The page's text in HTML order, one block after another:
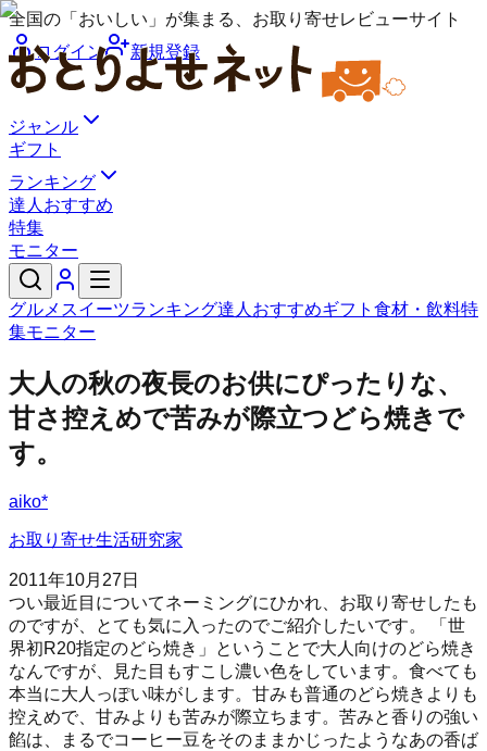
全国の「おいしい」が集まる、お取り寄せレビューサイト
ログイン
新規登録
ジャンル
ギフト
ランキング
達人おすすめ
特集
モニター
グルメ スイーツランキング達人おすすめギフト 食材・飲料特
集モニター
大人の秋の夜長のお供にぴったりな、
甘さ控えめで苦みが際立つどら焼きで
す。
aiko*
お取り寄せ生活研究家
2011年10月27日
つい最近目についてネーミングにひかれ、お取り寄せしたも
のですが、とても気に入ったのでご紹介したいです。 「世
界初R20指定のどら焼き」ということで大人向けのどら焼き
なんですが、見た目もすこし濃い色をしています。食べても
本当に大人っぽい味がします。甘みも普通のどら焼きよりも
控えめで、甘みよりも苦みが際立ちます。苦みと香りの強い
餡は、まるでコーヒー豆をそのままかじったようなあの香ば